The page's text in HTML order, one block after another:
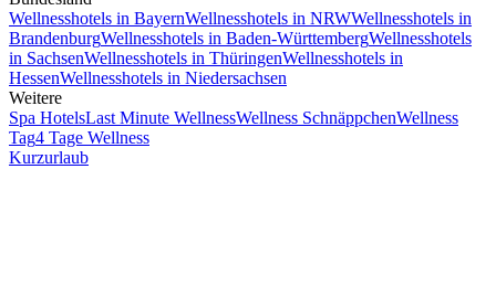
Wellnesshotels in BayernWellnesshotels in NRWWellnesshotels in
BrandenburgWellnesshotels in Baden-WürttembergWellnesshotels
in SachsenWellnesshotels in ThüringenWellnesshotels in
HessenWellnesshotels in Niedersachsen
Weitere
Spa HotelsLast Minute WellnessWellness SchnäppchenWellness
Tag4 Tage Wellness
Kurzurlaub